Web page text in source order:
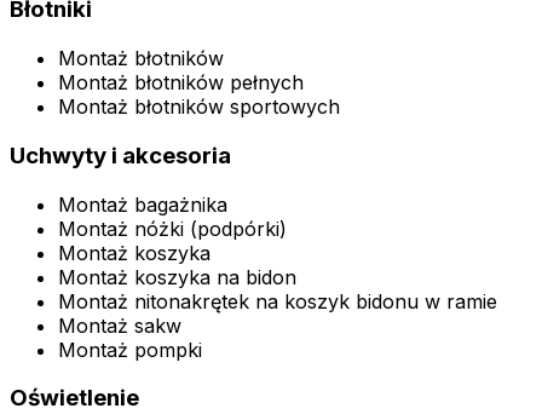
Błotniki
Montaż błotników
Montaż błotników pełnych
Montaż błotników sportowych
Uchwyty i akcesoria
Montaż bagażnika
Montaż nóżki (podpórki)
Montaż koszyka
Montaż koszyka na bidon
Montaż nitonakrętek na koszyk bidonu w ramie
Montaż sakw
Montaż pompki
Oświetlenie